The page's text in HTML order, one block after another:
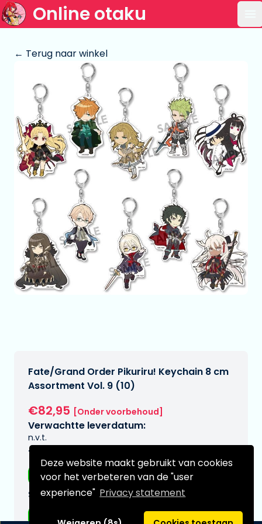
Deze website maakt gebruikt van cookies
voor het verbeteren van de "user
experience" Privacy statement
Online otaku
← Terug naar winkel
Fate/Grand Order Pikuriru! Keychain 8 cm
Assortment Vol. 9 (10)
€82,95 [Onder voorbehoud]
Verwachtte leverdatum:
n.v.t.
Type:
Accessoires
Serie:
Fate